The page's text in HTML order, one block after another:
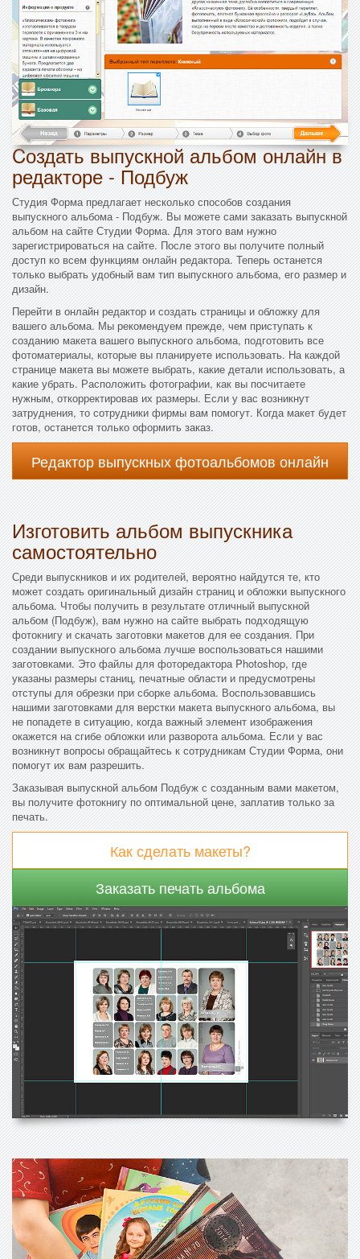
Cоздать выпускной альбом онлайн в
редакторе - Подбуж
Студия Форма предлагает несколько способов создания
выпускного альбома - Подбуж. Вы можете сами заказать выпускной
альбом на сайте Студии Форма. Для этого вам нужно
зарегистрироваться на сайте. После этого вы получите полный
доступ ко всем функциям онлайн редактора. Теперь останется
только выбрать удобный вам тип выпускного альбома, его размер и
дизайн.
Перейти в онлайн редактор и создать страницы и обложку для
вашего альбома. Мы рекомендуем прежде, чем приступать к
созданию макета вашего выпускного альбома, подготовить все
фотоматериалы, которые вы планируете использовать. На каждой
странице макета вы можете выбрать, какие детали использовать, а
какие убрать. Расположить фотографии, как вы посчитаете
нужным, откорректировав их размеры. Если у вас возникнут
затруднения, то сотрудники фирмы вам помогут. Когда макет будет
готов, останется только оформить заказ.
Редактор выпускных фотоальбомов онлайн
Изготовить альбом выпускника
самостоятельно
Среди выпускников и их родителей, вероятно найдутся те, кто
может создать оригинальный дизайн страниц и обложки выпускного
альбома. Чтобы получить в результате отличный выпускной
альбом (Подбуж), вам нужно на сайте выбрать подходящую
фотокнигу и скачать заготовки макетов для ее создания. При
создании выпускного альбома лучше воспользоваться нашими
заготовками. Это файлы для фоторедактора Photoshop, где
указаны размеры станиц, печатные области и предусмотрены
отступы для обрезки при сборке альбома. Воспользовавшись
нашими заготовками для верстки макета выпускного альбома, вы
не попадете в ситуацию, когда важный элемент изображения
окажется на сгибе обложки или разворота альбома. Если у вас
возникнут вопросы обращайтесь к сотрудникам Студии Форма, они
помогут их вам разрешить.
Заказывая выпускной альбом Подбуж с созданным вами макетом,
вы получите фотокнигу по оптимальной цене, заплатив только за
печать.
Как сделать макеты?
Заказать печать альбома